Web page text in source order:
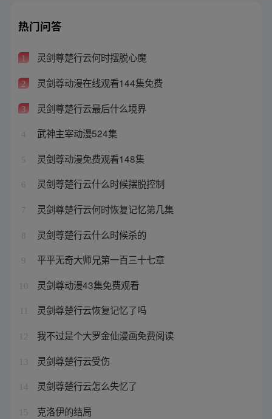
热门问答
1 灵剑尊楚行云何时摆脱心魔
2 灵剑尊动漫在线观看144集免费
3 灵剑尊楚行云最后什么境界
4 武神主宰动漫524集
5 灵剑尊动漫免费观看148集
6 灵剑尊楚行云什么时候摆脱控制
7 灵剑尊楚行云何时恢复记忆第几集
8 灵剑尊楚行云什么时候杀的
9 平平无奇大师兄第一百三十七章
10 灵剑尊动漫43集免费观看
灵剑尊楚行云恢复记忆了吗
12 我不过是个大罗金仙漫画免费阅读
13 灵剑尊楚行云受伤
14 灵剑尊楚行云怎么失忆了
15 克洛伊的结局